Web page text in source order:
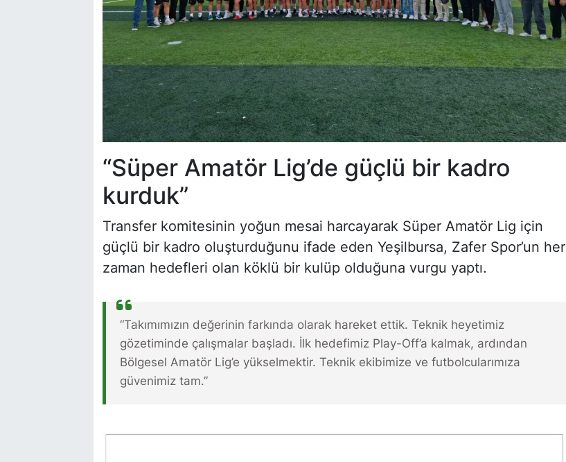
“Süper Amatör Lig’de güçlü bir kadro
kurduk”
Transfer komitesinin yoğun mesai harcayarak Süper Amatör Lig için
güçlü bir kadro oluşturduğunu ifade eden Yeşilbursa, Zafer Spor’un her
zaman hedefleri olan köklü bir kulüp olduğuna vurgu yaptı.
“Takımımızın değerinin farkında olarak hareket ettik. Teknik heyetimiz
gözetiminde çalışmalar başladı. İlk hedefimiz Play-Off’a kalmak, ardından
Bölgesel Amatör Lig’e yükselmektir. Teknik ekibimize ve futbolcularımıza
güvenimiz tam.”